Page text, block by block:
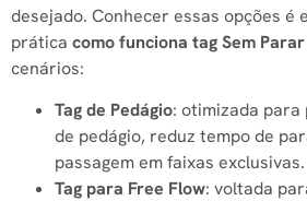
desejado. Conhecer essas opções é
prática como funciona tag Sem Parar
cenários:
Tag de Pedágio: otimizada para
de pedágio, reduz tempo de
passagem em faixas exclusivas.
Tag para Free Flow: voltada